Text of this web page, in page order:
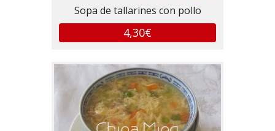
Sopa de tallarines con pollo
4,30€